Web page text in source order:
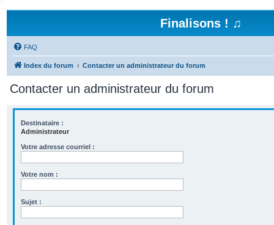
Finalisons ! ♫
FAQ
Index du forum Contacter un administrateur du forum
Contacter un administrateur du forum
Destinataire :
Administrateur
Votre adresse courriel :
Votre nom :
Sujet :